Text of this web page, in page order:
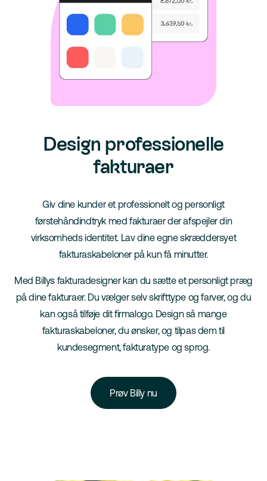
Design professionelle
fakturaer
Giv dine kunder et professionelt og personligt
førstehåndindtryk med fakturaer der afspejler din
virksomheds identitet. Lav dine egne skræddersyet
fakturaskabeloner på kun få minutter.
Med Billys fakturadesigner kan du sætte et personligt præg
på dine fakturaer. Du vælger selv skrifttype og farver, og du
kan også tilføje dit firmalogo. Design så mange
fakturaskabeloner, du ønsker, og tilpas dem til
kundesegment, fakturatype og sprog.
Prøv Billy nu